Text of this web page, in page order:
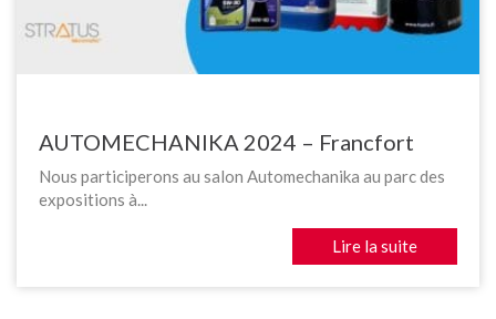
AUTOMECHANIKA 2024 – Francfort
Nous participerons au salon Automechanika au parc des
expositions à...
Lire la suite